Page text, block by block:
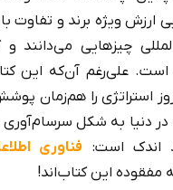
ارزش ویژه برند و تفاوت
چیزهایی می‌دانند
است. علی‌رغم آن‌که این
استراتژی را هم‌زمان
دنیا به شکل سرسام‌آوری
اندک است: فناوری
مفقوده این کتاب‌اند!